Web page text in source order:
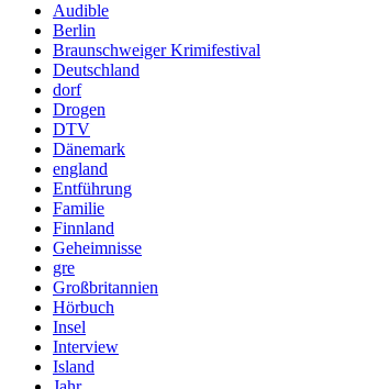
Audible
Berlin
Braunschweiger Krimifestival
Deutschland
dorf
Drogen
DTV
Dänemark
england
Entführung
Familie
Finnland
Geheimnisse
gre
Großbritannien
Hörbuch
Insel
Interview
Island